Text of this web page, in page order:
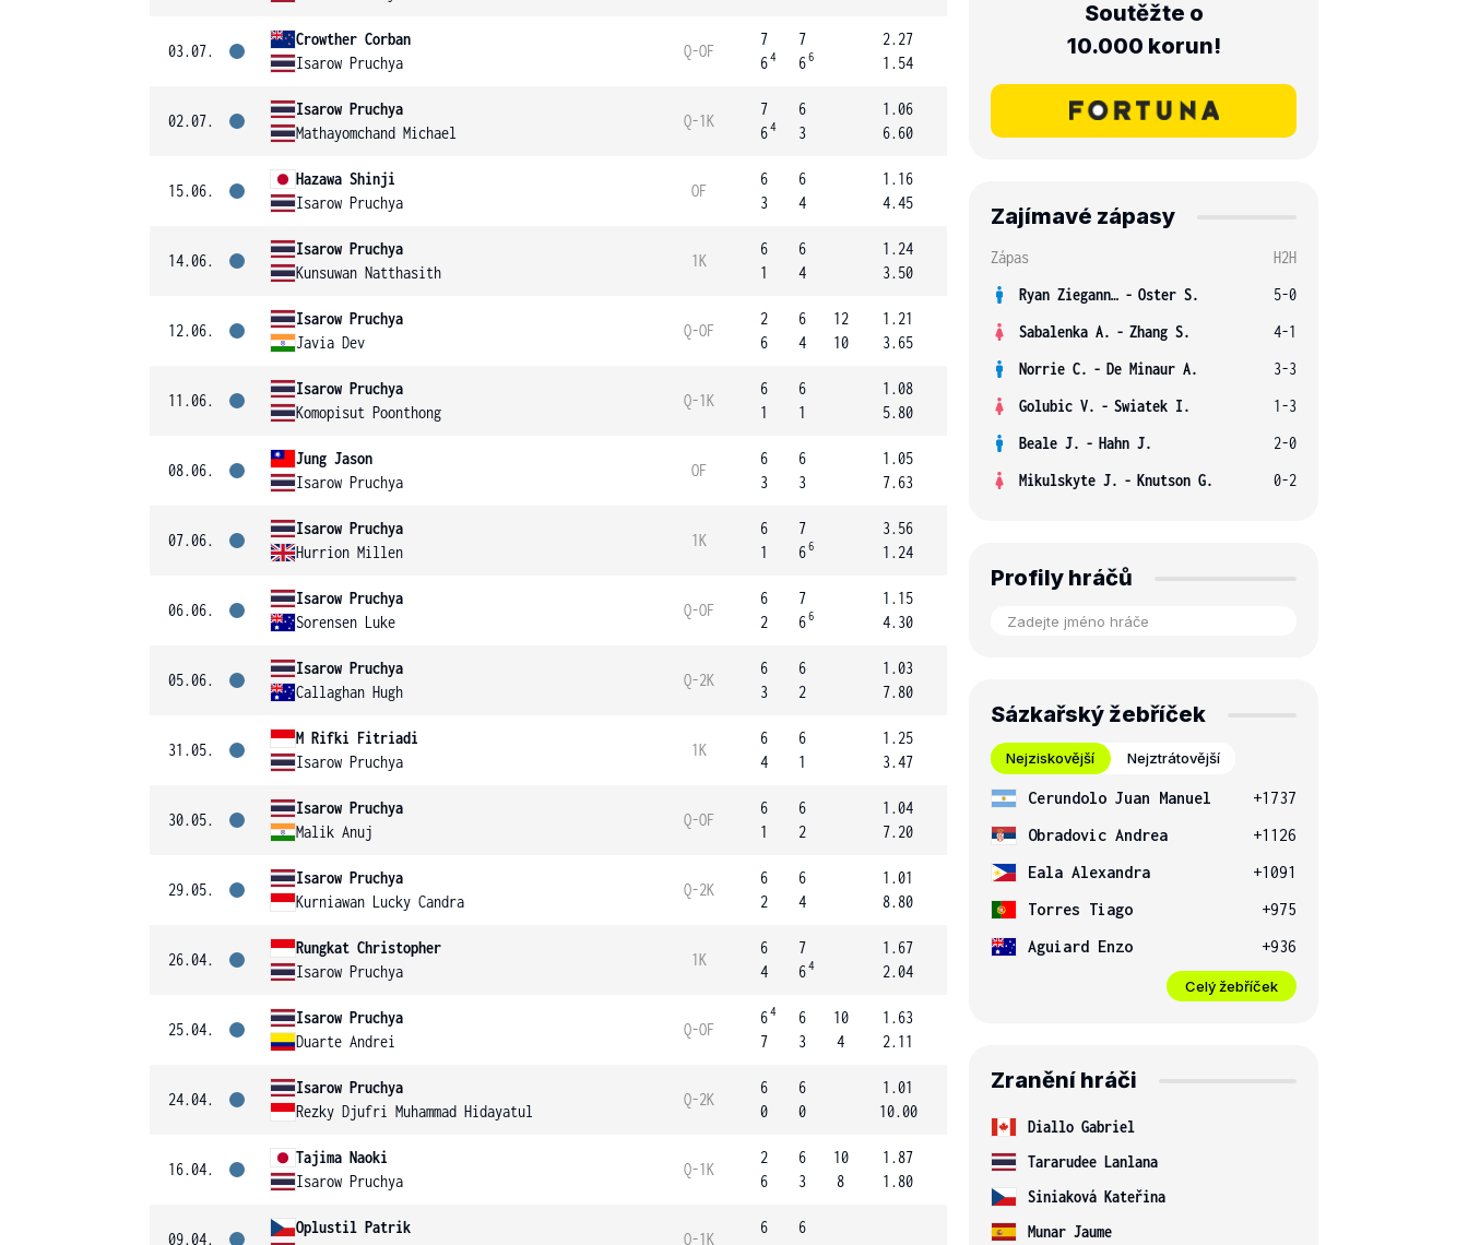
03.07.
Crowther Corban
Isarow Pruchya
Q-OF
7
64
7
66
2.27
1.54
02.07.
Isarow Pruchya
Mathayomchand Michael
Q-1K
7
64
6
3
1.06
6.60
15.06.
Hazawa Shinji
Isarow Pruchya
OF
6
3
6
4
1.16
4.45
14.06.
Isarow Pruchya
Kunsuwan Natthasith
1K
6
1
6
4
1.24
3.50
12.06.
Isarow Pruchya
Javia Dev
Q-OF
2
6
6
4
12
10
1.21
3.65
11.06.
Isarow Pruchya
Komopisut Poonthong
Q-1K
6
1
6
1
1.08
5.80
08.06.
Jung Jason
Isarow Pruchya
OF
6
3
6
3
1.05
7.63
07.06.
Isarow Pruchya
Hurrion Millen
1K
6
1
7
66
3.56
1.24
06.06.
Isarow Pruchya
Sorensen Luke
Q-OF
6
2
7
66
1.15
4.30
05.06.
Isarow Pruchya
Callaghan Hugh
Q-2K
6
3
6
2
1.03
7.80
31.05.
M Rifki Fitriadi
Isarow Pruchya
1K
6
4
6
1
1.25
3.47
30.05.
Isarow Pruchya
Malik Anuj
Q-OF
6
1
6
2
1.04
7.20
29.05.
Isarow Pruchya
Kurniawan Lucky Candra
Q-2K
6
2
6
4
1.01
8.80
26.04.
Rungkat Christopher
Isarow Pruchya
1K
6
4
7
64
1.67
2.04
25.04.
Isarow Pruchya
Duarte Andrei
Q-OF
64
7
6
3
10
4
1.63
2.11
24.04.
Isarow Pruchya
Rezky Djufri Muhammad Hidayatul
Q-2K
6
0
6
0
1.01
10.00
16.04.
Tajima Naoki
Isarow Pruchya
Q-1K
2
6
6
3
10
8
1.87
1.80
09.04.
Oplustil Patrik
Q-1K
6
6
Soutěžte o
10.000 korun!
Zajímavé zápasy
Zápas
H2H
Ryan Ziegann S. - Oster S.
5-0
Sabalenka A. - Zhang S.
4-1
Norrie C. - De Minaur A.
3-3
Golubic V. - Swiatek I.
1-3
Beale J. - Hahn J.
2-0
Mikulskyte J. - Knutson G. 0-2
Profily hráčů
Sázkařský žebříček
Nejziskovější Nejztrátovější
Cerundolo Juan Manuel
+1737
Obradovic Andrea
+1126
Eala Alexandra
+1091
Torres Tiago
+975
Aguiard Enzo
+936
Celý žebříček
Zranění hráči
Diallo Gabriel
Tararudee Lanlana
Siniaková Kateřina
Munar Jaume